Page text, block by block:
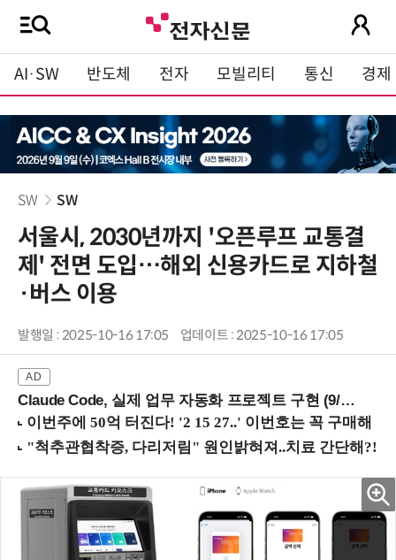
AI·SW 반도체 전자 모빌리티 통신 경제
SW SW
서울시, 2030년까지 '오픈루프 교통결
제' 전면 도입…해외 신용카드로 지하철
·버스 이용
발행일 : 2025-10-16 17:05 업데이트 : 2025-10-16 17:05
Claude Code, 실제 업무 자동화 프로젝트 구현 (9/16 ~17 강남역)